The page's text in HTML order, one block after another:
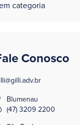
categoria
Conosco
Blumenau
(47) 3209 2200